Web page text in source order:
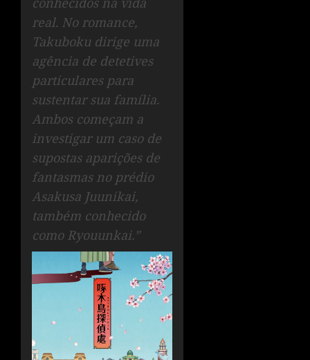
real. No romance,
Takuboku dirige uma
agência de detetives
particulares para
sustentar sua família.
Ambos começam a
investigar um caso de
supostas aparições de
fantasmas no prédio
Asakusa Juunikai,
também conhecido
como Ryouunkai.”